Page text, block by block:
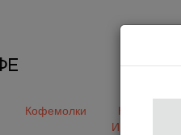
Кофемолки
Кофе&Чай
Ингредиенты